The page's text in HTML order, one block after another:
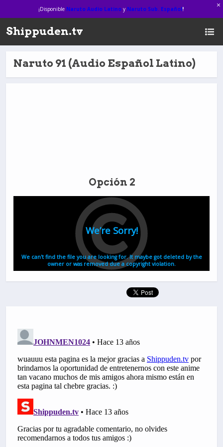
¡Disponible Naruto Audio Latinoy Naruto Sub. Español!
Shippuden.tv
Naruto 91 (Audio Español Latino)
Opción 2